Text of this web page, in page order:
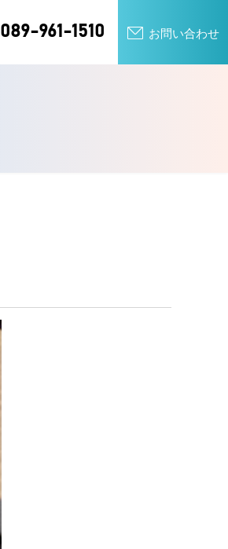
089-961-1510 お問い合わせ